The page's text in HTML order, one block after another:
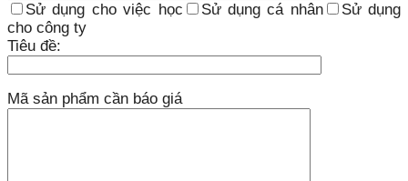
Sử dụng cho việc học Sử dụng cá nhân
Sử dụng
cho công ty
Tiêu đề:
Mã sản phẩm cần báo giá